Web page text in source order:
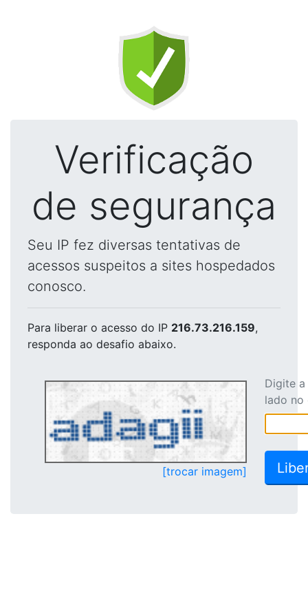
Verificação
de segurança
Seu IP fez diversas tentativas de
acessos suspeitos a sites hospedados
conosco.
Para liberar o acesso do IP 216.73.216.159,
responda ao desafio abaixo.
[trocar imagem]
Digite
lado no